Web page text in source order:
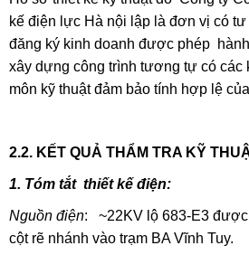
kế điện lực Hà nội lập là đơn vị có
đăng ký kinh doanh được phép
xây dựng công trình tương tự có các
môn kỹ thuật đảm bảo tính hợp lệ
2.2. KẾT QUẢ THẨM TRA KỸ
1. Tóm tắt thiết kế điện:
Nguồn điện: ~22KV lộ 683-E3
cột rẽ nhánh vào trạm BA Vĩnh Tuy.